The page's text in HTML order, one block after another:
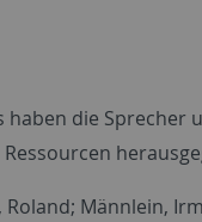
die Sprecher
Männlein,